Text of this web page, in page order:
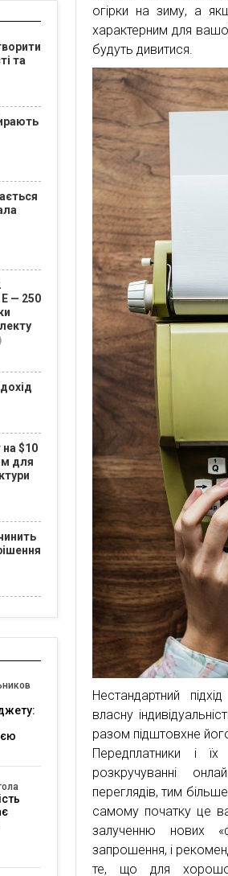
огірки на зиму, а
характерним для
будуть дивитися.
Нестандартний
власну
разом підштовхне
Передплатники і
розкручуванні
переглядів, тим
самому початку це
залученню нових
запрошення, і
те, що для
та
E — 250
$10
для